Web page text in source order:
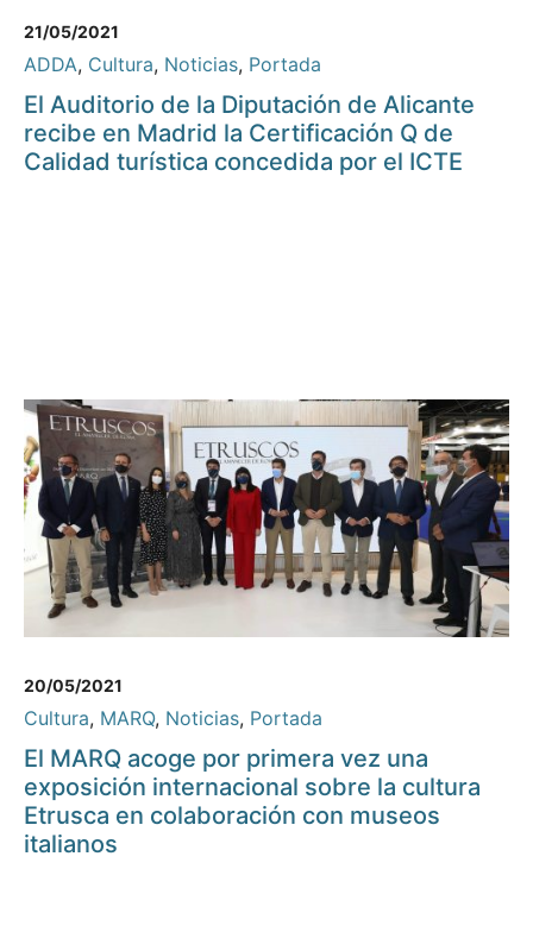
21/05/2021
ADDA, Cultura, Noticias, Portada
El Auditorio de la Diputación de Alicante
recibe en Madrid la Certificación Q de
Calidad turística concedida por el ICTE
20/05/2021
Cultura, MARQ, Noticias, Portada
El MARQ acoge por primera vez una
exposición internacional sobre la cultura
Etrusca en colaboración con museos
italianos